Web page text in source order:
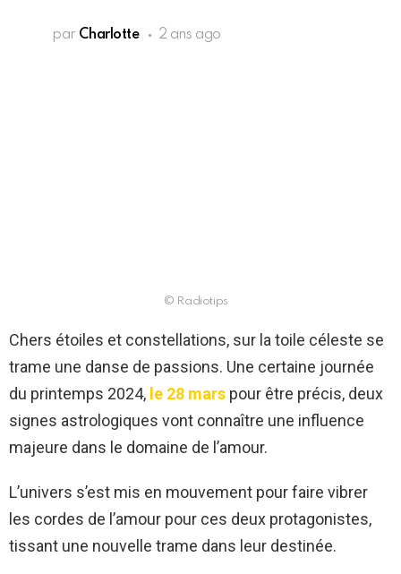
par Charlotte 2 ans ago
© Radiotips
Chers étoiles et constellations, sur la toile céleste se
trame une danse de passions. Une certaine journée
du printemps 2024, le 28 mars pour être précis, deux
signes astrologiques vont connaître une influence
majeure dans le domaine de l’amour.
L’univers s’est mis en mouvement pour faire vibrer
les cordes de l’amour pour ces deux protagonistes,
tissant une nouvelle trame dans leur destinée.